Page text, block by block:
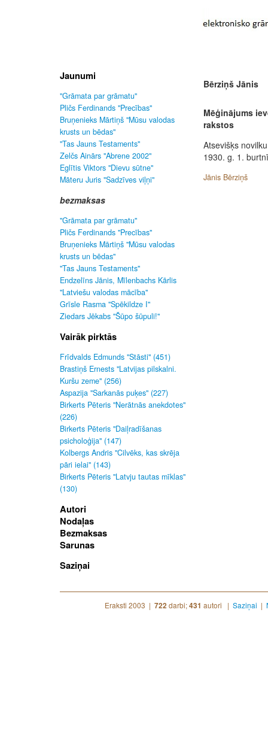
Jaunumi
"Grāmata par grāmatu"
Pličs Ferdinands "Precības"
Bruņenieks Mārtiņš "Mūsu valodas
krusts un bēdas"
"Tas Jauns Testaments"
Zelčs Ainārs "Abrene 2002"
Eglītis Viktors "Dievu sūtne"
Māteru Juris "Sadzīves viļņi"
bezmaksas
"Grāmata par grāmatu"
Pličs Ferdinands "Precības"
Bruņenieks Mārtiņš "Mūsu valodas
krusts un bēdas"
"Tas Jauns Testaments"
Endzelīns Jānis, Mīlenbachs Kārlis
"Latviešu valodas mācība"
Grīsle Rasma "Spēkildze I"
Ziedars Jēkabs "Šūpo šūpuli!"
Vairāk pirktās
Frīdvalds Edmunds "Stāsti" (451)
Brastiņš Ernests "Latvijas pilskalni.
Kuršu zeme" (256)
Aspazija "Sarkanās puķes" (227)
Birkerts Pēteris "Nerātnās anekdotes"
(226)
Birkerts Pēteris "Daiļradīšanas
psicholoģija" (147)
Kolbergs Andris "Cilvēks, kas skrēja
pāri ielai" (143)
Birkerts Pēteris "Latvju tautas mīklas"
(130)
Autori
Nodaļas
Bezmaksas
Sarunas
Saziņai
Bērziņš Jānis
Mēģinājums
rakstos
Atsevišķs
1930. g. 1.
Jānis Bērziņš
Eraksti 2003 | 722 darbi;431 autori | Saziņai |